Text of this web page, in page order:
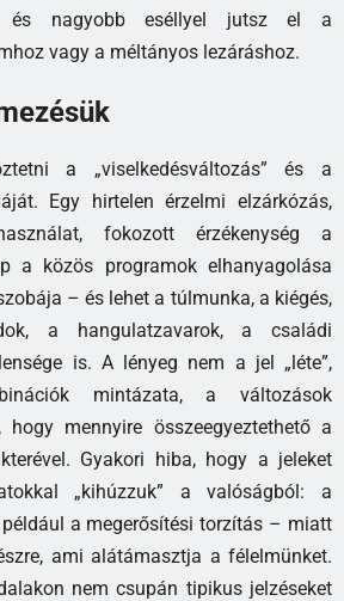
és nagyobb eséllyel jutsz el a
vagy a méltányos lezáráshoz.
a „viselkedésváltozás” és a
Egy hirtelen érzelmi elzárkózás,
fokozott érzékenység a
a közös programok elhanyagolása
– és lehet a túlmunka, a kiégés,
a hangulatzavarok, a családi
is. A lényeg nem a jel „léte”,
mintázata, a változások
hogy mennyire összeegyeztethető a
Gyakori hiba, hogy a jeleket
„kihúzzuk” a valóságból: a
a megerősítési torzítás – miatt
ami alátámasztja a félelmünket.
nem csupán tipikus jelzéseket